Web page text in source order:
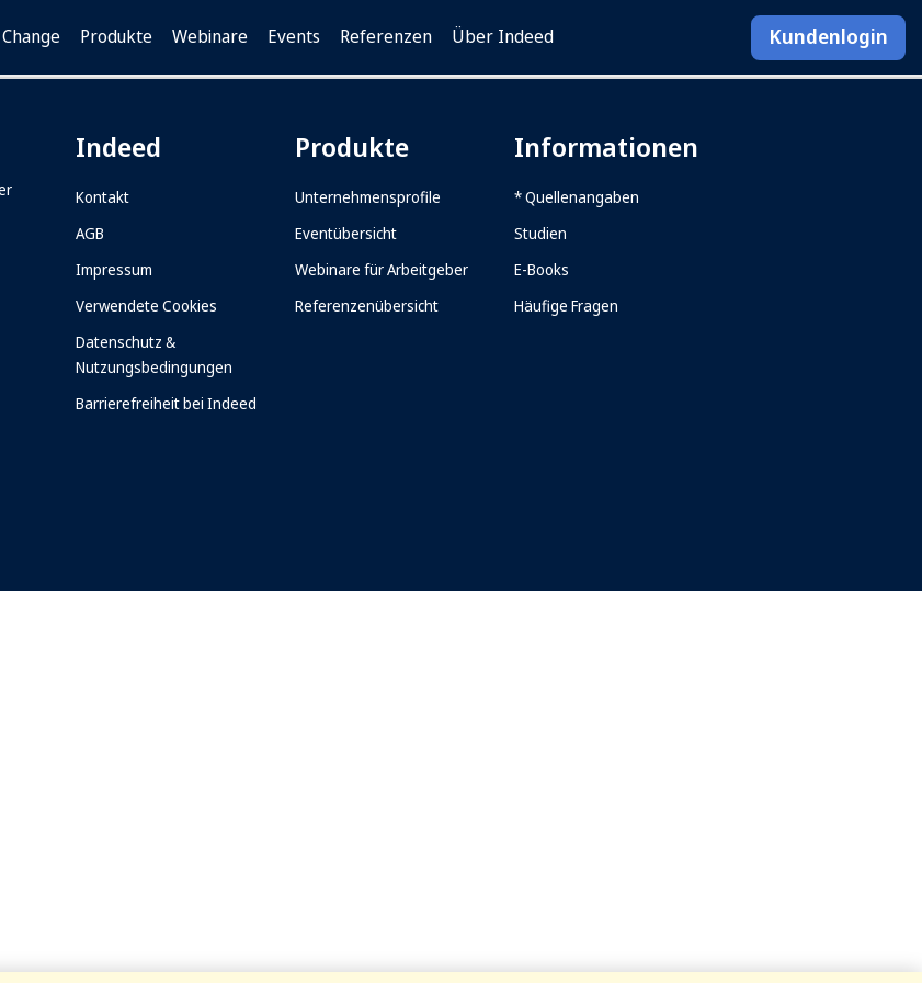
Produkte Webinare Events Referenzen Über Indeed Kundenlogin
in a new tab)
Indeed
Kontakt
AGB
Impressum
Verwendete Cookies
Datenschutz &
Nutzungsbedingungen
Barrierefreiheit bei Indeed
Produkte
Unternehmensprofile
Eventübersicht
Webinare für Arbeitgeber
Referenzenübersicht
Informationen
* Quellenangaben
Studien
E-Books
Häufige Fragen